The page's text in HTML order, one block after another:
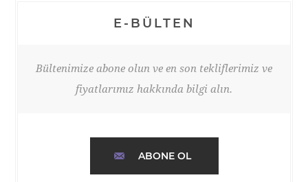
E-BÜLTEN
Bültenimize abone olun ve en son tekliflerimiz ve
fiyatlarımız hakkında bilgi alın.
ABONE OL